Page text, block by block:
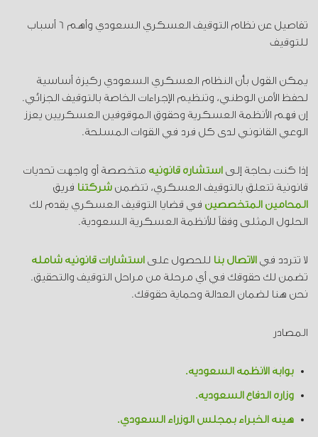
تفاصيل عن نظام التوقيف العسكري السعودي وأهم 6 أسباب
للتوقيف
يمكن القول بأن النظام العسكري السعودي ركيزة أساسية
لحفظ الأمن الوطني، وتنظيم الإجراءات الخاصة بالتوقيف الجزائي.
إن فهم الأنظمة العسكرية وحقوق الموقوفين العسكريين يعزز
الوعي القانوني لدى كل فرد في القوات المسلحة.
إذا كنت بحاجة إلى استشارة قانونية متخصصة أو واجهت تحديات
قانونية تتعلق بالتوقيف العسكري، تتضمنشركتنا فريق
المحامين المتخصصين في قضايا التوقيف العسكري يقدم لك
الحلول المثلى وفقاً للأنظمة العسكرية السعودية.
لا تتردد في الاتصال بنا للحصول على استشارات قانونية شاملة
تضمن لك حقوقك في أي مرحلة من مراحل التوقيف والتحقيق.
نحن هنا لضمان العدالة وحماية حقوقك.
المصادر
بوابة الأنظمة السعودية.
وزارة الدفاع السعودية.
هيئة الخبراء بمجلس الوزراء السعودي.